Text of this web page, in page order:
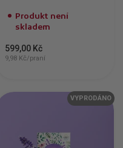
Produkt není
skladem
599,00 Kč
9,98 Kč/praní
VYPRODÁNO